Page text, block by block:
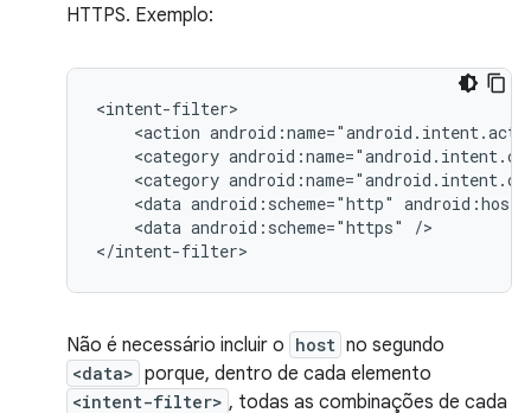
HTTPS. Exemplo:
<intent-filter>
<action
<category
<category
<data android:scheme="http"
    <data android:scheme="https" />
Não é necessário incluir o host no segundo
<data> porque, dentro de cada elemento
<intent-filter> , todas as combinações de cada